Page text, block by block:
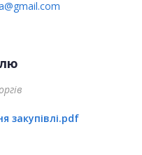
закупівлі.pdf